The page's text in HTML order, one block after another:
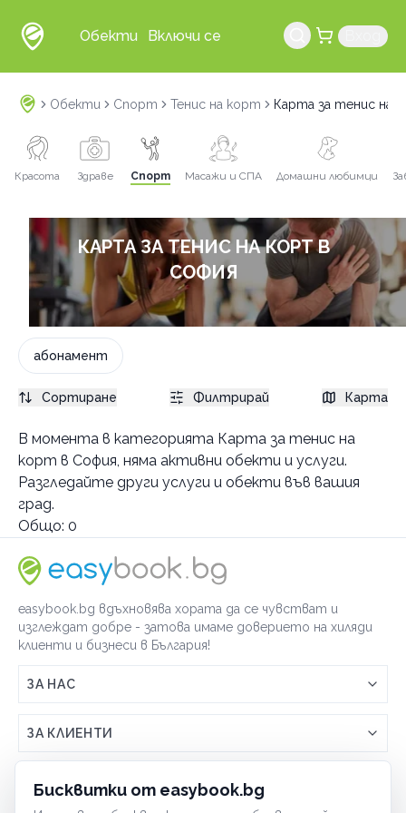
Бисквитки от easybook.bg
Обекти Включи се
Обекти Спорт Тенис на корт Карта за тенис на
Красота Здраве Спорт Масажи и СПА Домашни любимци
КАРТА ЗА ТЕНИС НА КОРТ В
СОФИЯ
абонамент
В момента в категорията Карта за тенис на
корт в София, няма активни обекти и услуги.
Разгледайте други услуги и обекти във вашия
град.
Общо: 0
Сортиране Филтрирай Карта
Закрит тенис корт
резервация
Карта за тенис на корт
абонамент
Открит тенис корт
резервация
Категории
Бойни изкуства
Кондиционни тренировки
Групови тренировки
Шах
Бокс
Танци
easybook.bg вдъхновява хората да се чувстват и
изглеждат добре - затова имаме доверието на хиляди
клиенти и бизнеси в България!
ЗА НАС
Връзка с easybook.bg
Как работи easybook
Често задавани въпроси
ЗА КЛИЕНТИ
Условия за ползване
ЗА ТЪРГОВЦИ